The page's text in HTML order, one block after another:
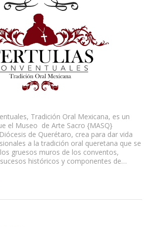
Tradición Oral Mexicana, es un
el Museo de Arte Sacro {MASQ}
de Querétaro, crea para dar vida
a la tradición oral queretana que se
gruesos muros de los conventos,
históricos y componentes de…